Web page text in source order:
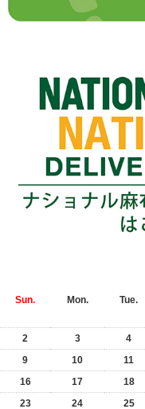
Sun. Mon. Tue.
2
3 4
9
10 11
16
17 18
23
24 25